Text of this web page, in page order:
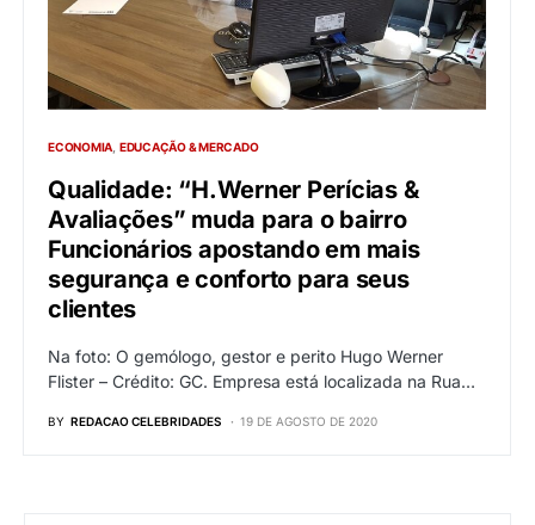
ECONOMIA EDUCAÇÃO & MERCADO
Qualidade: “H.Werner Perícias &
Avaliações” muda para o bairro
Funcionários apostando em mais
segurança e conforto para seus
clientes
Na foto: O gemólogo, gestor e perito Hugo Werner
Flister – Crédito: GC. Empresa está localizada na Rua…
BY REDACAO CELEBRIDADES 19 DE AGOSTO DE 2020